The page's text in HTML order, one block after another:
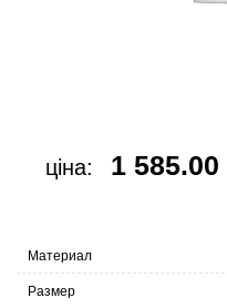
ціна: 1 585.00
Материал
Размер